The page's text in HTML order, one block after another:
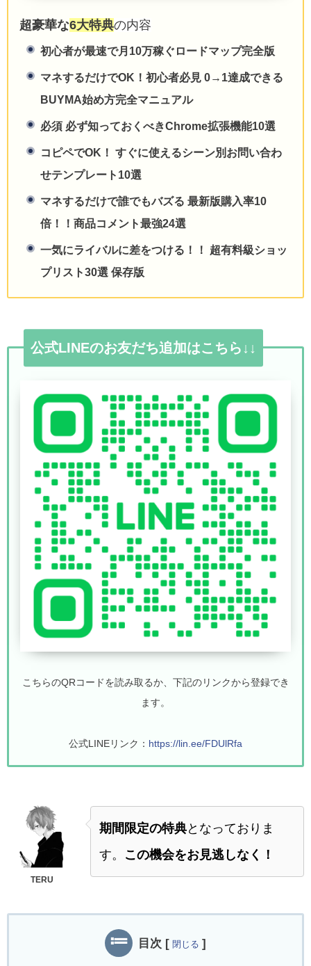
超豪華な6大特典の内容
初心者が最速で月10万稼ぐロードマップ完全版
マネするだけでOK！初心者必見 0→1達成できる
BUYMA始め方完全マニュアル
必須 必ず知っておくべきChrome拡張機能10選
コピペでOK！ すぐに使えるシーン別お問い合わ
せテンプレート10選
マネするだけで誰でもバズる 最新版購入率10
倍！！商品コメント最強24選
一気にライバルに差をつける！！ 超有料級ショッ
プリスト30選 保存版
公式LINEのお友だち追加はこちら↓↓
こちらのQRコードを読み取るか、下記のリンクから登録でき
ます。
公式LINEリンク： https://lin.ee/FDUlRfa
TERU
期間限定の特典となっておりま
す。 この機会をお見逃しなく！
目次 [ 閉じる ]